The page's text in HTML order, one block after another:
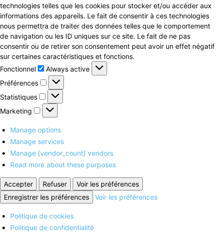
technologies telles que les cookies pour stocker et/ou accéder aux
informations des appareils. Le fait de consentir à ces technologies
nous permettra de traiter des données telles que le comportement
de navigation ou les ID uniques sur ce site. Le fait de ne pas
consentir ou de retirer son consentement peut avoir un effet négatif
sur certaines caractéristiques et fonctions.
Fonctionnel
Fonctionnel
Always active
Préférences
Préférences
Statistiques
Statistiques
Marketing
Marketing
Manage options
Manage services
Manage {vendor_count} vendors
Read more about these purposes
Accepter Refuser
Voir les préférences
Enregistrer les préférences
Voir les préférences
Politique de cookies
Politique de confidentialité